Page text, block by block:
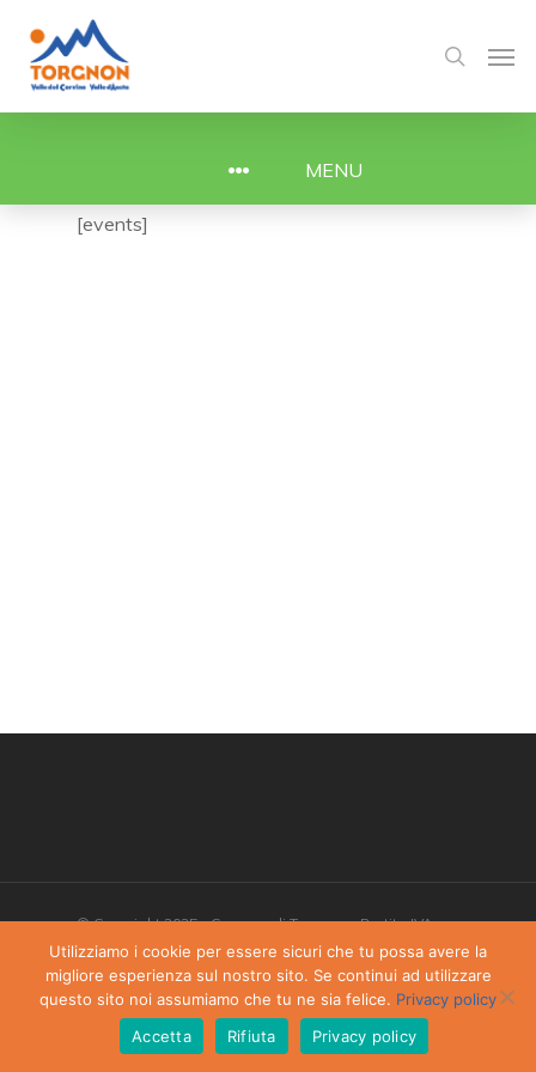
MENU
[events]
© Copyright 2025 - Comune di Torgnon - Partita IVA:
00405970070
Privacy Policy-Dichiarazione di accessibilità
Utilizziamo i cookie per essere sicuri che tu possa avere la
migliore esperienza sul nostro sito. Se continui ad utilizzare
questo sito noi assumiamo che tu ne sia felice. Privacy policy
Accetta
Rifiuta Privacy policy